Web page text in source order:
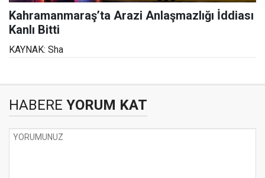
Kahramanmaraş’ta Arazi Anlaşmazlığı İddiası
Kanlı Bitti
KAYNAK: Sha
HABERE YORUM KAT